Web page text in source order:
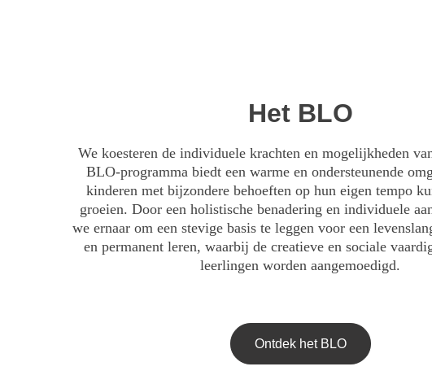
We koesteren de individuele krachten en mogelijkheden
BLO-programma biedt een warme en ondersteunende
kinderen met bijzondere behoeften op hun eigen tempo
groeien. Door een holistische benadering en individuele
we ernaar om een stevige basis te leggen voor een
en permanent leren, waarbij de creatieve en sociale
leerlingen worden aangemoedigd.
Het BLO
Ontdek het BLO